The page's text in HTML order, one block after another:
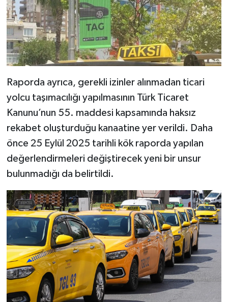
Raporda ayrıca, gerekli izinler alınmadan ticari
yolcu taşımacılığı yapılmasının Türk Ticaret
Kanunu’nun 55. maddesi kapsamında haksız
rekabet oluşturduğu kanaatine yer verildi. Daha
önce 25 Eylül 2025 tarihli kök raporda yapılan
değerlendirmeleri değiştirecek yeni bir unsur
bulunmadığı da belirtildi.